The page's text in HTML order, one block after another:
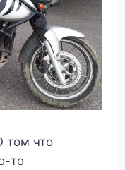
том что
то